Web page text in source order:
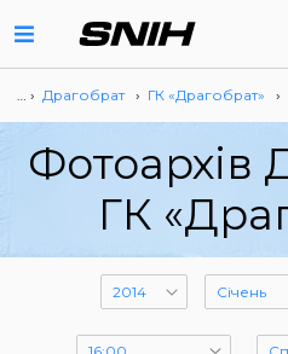
… › Драгобрат › ГК «Драгобрат» ›
Фотоархів
ГК